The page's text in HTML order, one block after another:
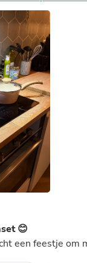
😊
een feestje om